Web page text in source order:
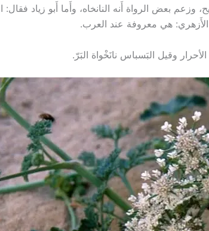
وزعم بعض الرواة أَنه النانخاه، وأَما أَبو زياد
هي معروفة عند العرب.
وقيل البَسباس نانَخْواة البَرّ.